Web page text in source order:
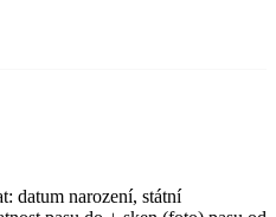
datum narození, státní